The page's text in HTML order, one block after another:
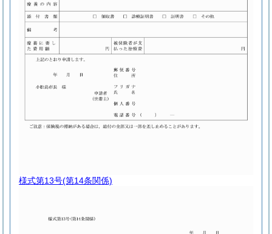
様式第13号(第14条関係)